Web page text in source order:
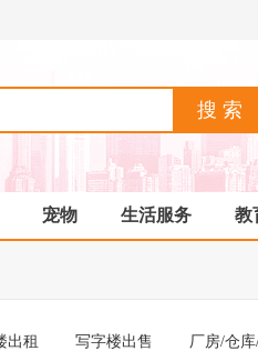
宠物 生活服务 教
出租 写字楼出售 厂房/仓